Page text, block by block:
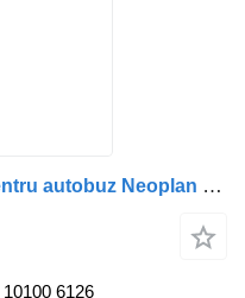
Injector Bosch 0445120217 pentru autobuz Neoplan 511
6126